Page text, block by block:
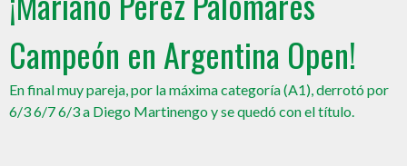
Campeón en Argentina Open!
En final muy pareja, por la máxima categoría (A1), derrotó por
6/3 6/7 6/3 a Diego Martinengo y se quedó con el título.